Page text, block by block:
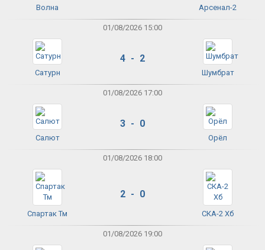
Волна Арсенал-2
01/08/2026 15:00
Сатурн
4 - 2
Шумбрат
01/08/2026 17:00
Салют
3 - 0
Орёл
01/08/2026 18:00
Спартак Тм
2 - 0
СКА-2 Хб
01/08/2026 19:00